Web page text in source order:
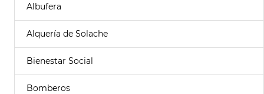
Albufera
Alquería de Solache
Bienestar Social
Bomberos